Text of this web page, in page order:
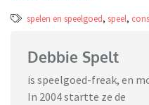
spelen en speelgoed, speel,
Debbie Spelt
is speelgoed-freak, en
In 2004 startte ze de